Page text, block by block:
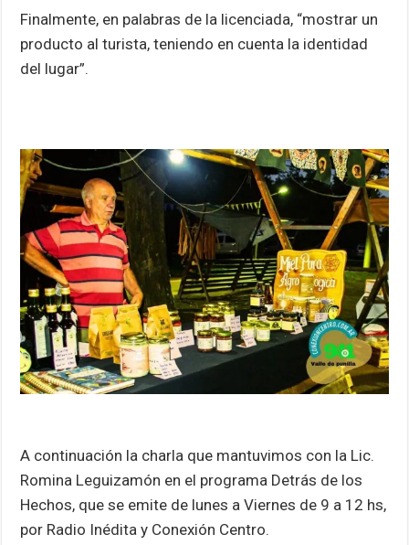
Finalmente, en palabras de la licenciada, “mostrar un
producto al turista, teniendo en cuenta la identidad
del lugar”.
A continuación la charla que mantuvimos con la Lic.
Romina Leguizamón en el programa Detrás de los
Hechos, que se emite de lunes a Viernes de 9 a 12 hs,
por Radio Inédita y Conexión Centro.